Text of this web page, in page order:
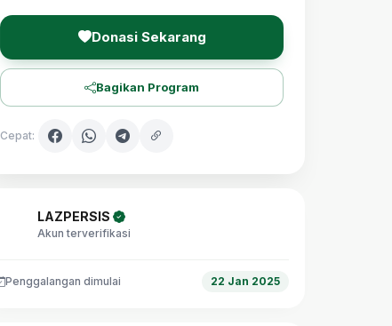
Donasi Sekarang
Bagikan Program
Cepat:
LAZPERSIS
Akun terverifikasi
Penggalangan dimulai 22 Jan 2025